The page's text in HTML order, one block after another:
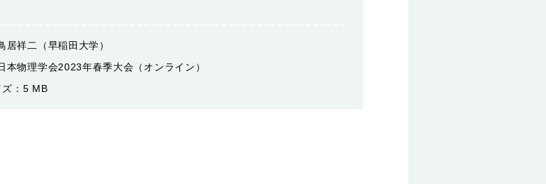
居祥二（早稲田大学）
本物理学会2023年春季大会（オンライン）
： 5 MB